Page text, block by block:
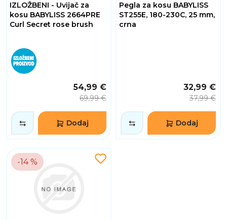
IZLOŽBENI - Uvijač za
kosu BABYLISS 2664PRE
Curl Secret rose brush
54,99 €
69,99 €
Dodaj
Pegla za kosu BABYLISS
ST255E, 180-230C, 25 mm,
crna
32,99 €
37,99 €
Dodaj
-14 %